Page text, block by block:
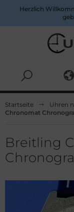
Herzlich
Startseite Uhren
Chronomat
Breitling
Alles anzeigen aus
& Mercier
Alles anzeigen aus
Söhnle